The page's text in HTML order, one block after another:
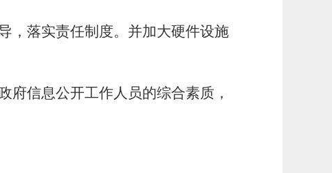
，落实责任制度。并加大硬件设施
府信息公开工作人员的综合素质，